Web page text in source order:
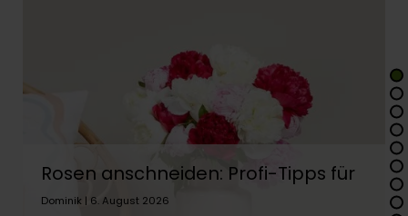
Rosen anschneiden: Profi-Tipps für
lange Frische
Dominik | 6. August 2026